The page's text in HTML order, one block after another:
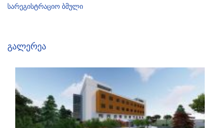
სარეგისტრაციო ბმული
Გალერეა